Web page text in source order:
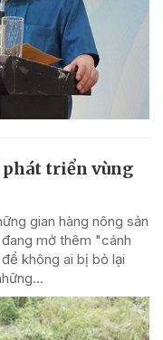
phát triển vùng
gian hàng nông sản
mở thêm "cánh
không ai bị bỏ lại